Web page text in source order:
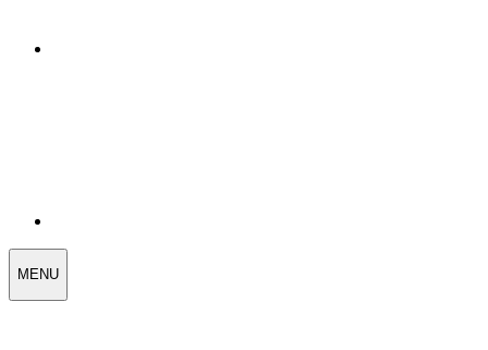
SELECT
MENU